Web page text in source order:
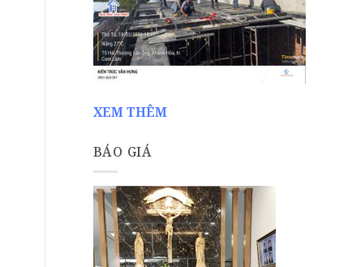
XEM THÊM
BÁO GIÁ